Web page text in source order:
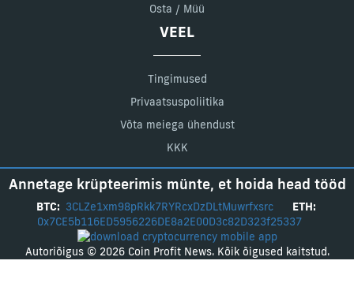
Osta / Müü
VEEL
Tingimused
Privaatsuspoliitika
Võta meiega ühendust
KKK
Annetage krüpteerimis münte, et hoida head tööd
BTC: 3CLZe1xm98pRkk7RYRcxDzDLtMuwrfxsrc
ETH:
0x7CE5b116ED5956226DE8a2E00D3c82D323f25337
Autoriõigus © 2026 Coin Profit News. Kõik õigused kaitstud.